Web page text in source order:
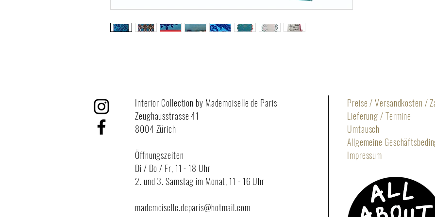
Interior Collection by Mademoiselle de Paris
Zeughausstrasse 41
8004 Zürich
Öffnungszeiten
Di / Do / Fr, 11 - 18 Uhr
2. und 3. Samstag im Monat, 11 - 16 Uhr
mademoiselle.deparis@hotmail.com
Preise / Versandkosten /
Lieferung / Termine
Umtausch
Allgemeine
Impressum